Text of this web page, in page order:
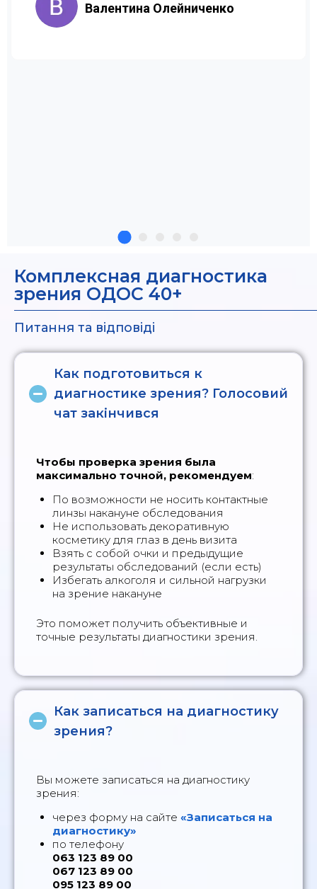
Валентина Олейниченко
Комплексная диагностика
зрения ОДОС 40+
Питання та відповіді
Как подготовиться к
диагностике зрения? Голосовий
чат закінчився
Чтобы проверка зрения была
максимально точной, рекомендуем:
По возможности не носить контактные
линзы накануне обследования
Не использовать декоративную
косметику для глаз в день визита
Взять с собой очки и предыдущие
результаты обследований (если есть)
Избегать алкоголя и сильной нагрузки
на зрение накануне
Это поможет получить объективные и
точные результаты диагностики зрения.
Как записаться на диагностику
зрения?
Вы можете записаться на диагностику
зрения:
через форму на сайте «Записаться на
диагностику»
по телефону
063 123 89 00
067 123 89 00
095 123 89 00